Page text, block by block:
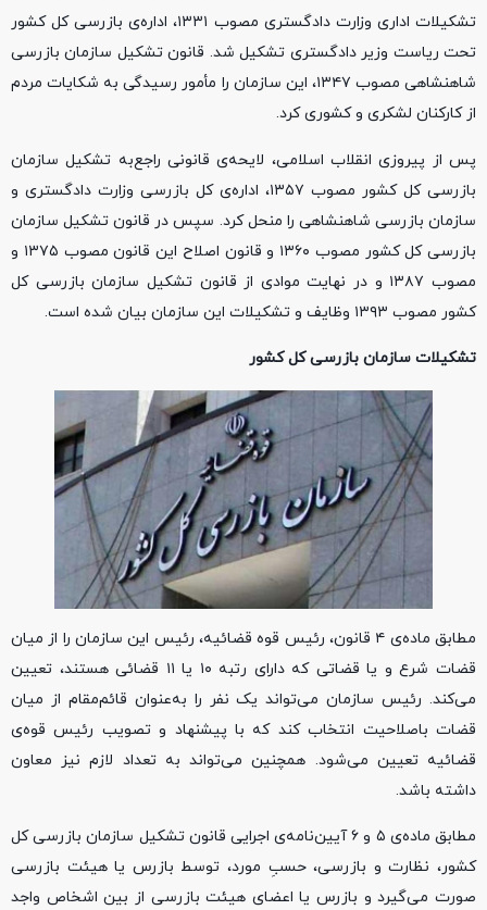
تشکیلات اداری وزارت دادگستری مصوب ۱۳۳۱، اداره‌ی بازرسی کل کشور
تحت ریاست وزیر دادگستری تشکیل شد. قانون تشکیل سازمان بازرسی
شاهنشاهی مصوب ۱۳۴۷، این سازمان را مأمور رسیدگی به شکایات مردم
از کارکنان لشکری و کشوری کرد.
پس از پیروزی انقلاب اسلامی، لایحه‌ی قانونی راجع‌به تشکیل سازمان
بازرسی کل کشور مصوب ۱۳۵۷، اداره‌ی کل بازرسی وزارت دادگستری و
سازمان بازرسی شاهنشاهی را منحل کرد. سپس در قانون تشکیل سازمان
بازرسی کل کشور مصوب ۱۳۶۰ و قانون اصلاح این قانون مصوب ۱۳۷۵ و
مصوب ۱۳۸۷ و در نهایت موادی از قانون تشکیل سازمان بازرسی کل
کشور مصوب ۱۳۹۳ وظایف و تشکیلات این سازمان بیان شده است.
تشکیلات سازمان بازرسی کل کشور
مطابق ماده‌ی ۴ قانون، رئیس قوه قضائیه، رئیس این سازمان را از میان
قضات شرع و یا قضاتی که دارای رتبه ۱۰ یا ۱۱ قضائی هستند، تعیین
می‌کند. رئیس سازمان می‌تواند یک نفر را به‌عنوان قائم‌مقام از میان
قضات باصلاحیت انتخاب کند که با پیشنهاد و تصویب رئیس قوه‌ی
قضائیه تعیین می‌شود. همچنین می‌تواند به تعداد لازم نیز معاون
داشته باشد.
مطابق ماده‌ی ۵ و ۶ آیین‌نامه‌ی اجرایی قانون تشکیل سازمان بازرسی کل
کشور، نظارت و بازرسی، حسبِ مورد، توسط بازرس یا هیئت بازرسی
صورت می‌گیرد و بازرس یا اعضای هیئت بازرسی از بین اشخاص واجد